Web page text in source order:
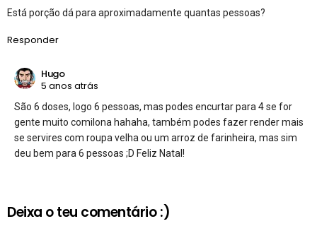
Está porção dá para aproximadamente quantas pessoas?
Responder
Hugo
5 anos atrás
São 6 doses, logo 6 pessoas, mas podes encurtar para 4 se for
gente muito comilona hahaha, também podes fazer render mais
se servires com roupa velha ou um arroz de farinheira, mas sim
deu bem para 6 pessoas ;D Feliz Natal!
Deixa o teu comentário :)